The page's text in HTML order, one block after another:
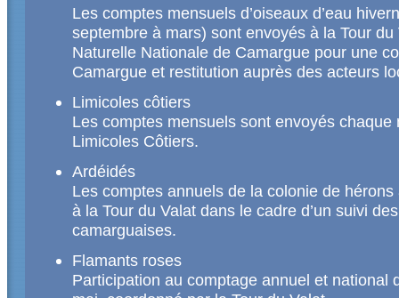
Les comptes mensuels d’oiseaux d’eau
septembre à mars) sont envoyés à la Tour
Naturelle Nationale de Camargue pour une
Camargue et restitution auprès des acteurs
Limicoles côtiers
Les comptes mensuels sont envoyés chaque
Limicoles Côtiers.
Ardéidés
Les comptes annuels de la colonie de
à la Tour du Valat dans le cadre d’un suivi
camarguaises.
Flamants roses
Participation au comptage annuel et national